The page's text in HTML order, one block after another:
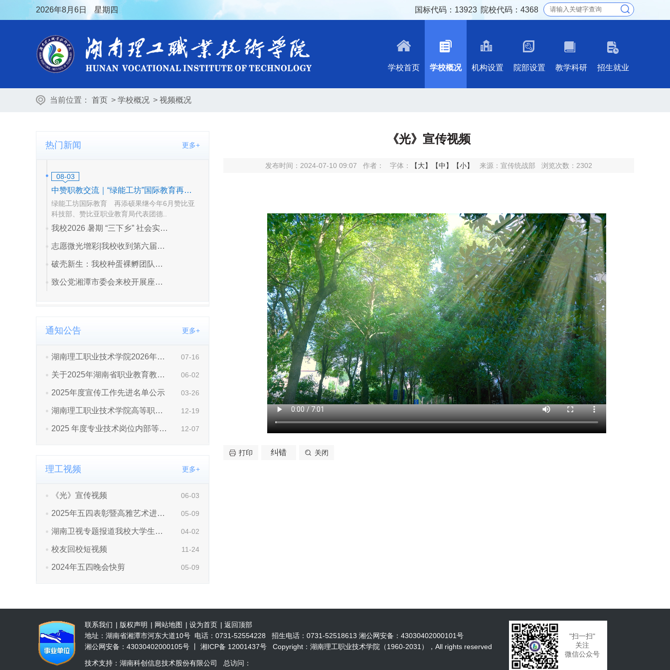
2026年8月6日 星期四 国标代码：13923 院校代码：4368
学校首页 学校概况 机构设置 院部设置 教学科研 招生就业
当前位置： 首页 > 学校概况 > 视频概况
热门新闻 更多+
通知公告 更多+
理工视频 更多+
《光》宣传视频
发布时间：2024-07-10 09:07 作者： 字体： 【大】 【中】 【小】 来源：宣传统战部 浏览次数： 2302
打印 纠错 关闭
联系我们 | 版权声明 | 网站地图 | 设为首页 | 返回顶部
地址：湖南省湘潭市河东大道10号 电话：0731-52554228 招生电话：0731-52518613 湘公网安备：43030402000101号
湘公网安备：43030402000105号 丨 湘ICP备 12001437号 Copyright：湖南理工职业技术学院（1960-2031），All rights reserved
技术支持：湖南科创信息技术股份有限公司 总访问：
"扫一扫"
关注
微信公众号